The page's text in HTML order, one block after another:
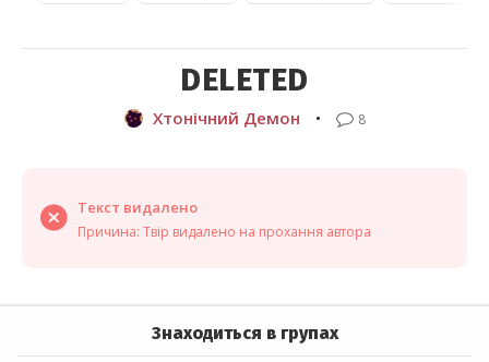
DELETED
Хтонічний Демон • 8
Текст видалено
Причина: Твір видалено на прохання автора
Знаходиться в групах